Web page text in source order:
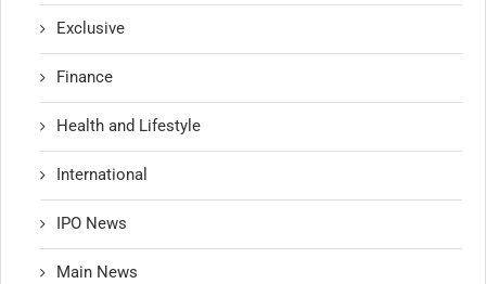
Exclusive
Finance
Health and Lifestyle
International
IPO News
Main News